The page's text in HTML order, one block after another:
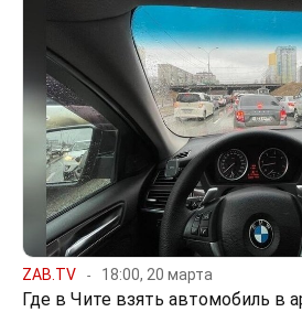
ZAB.TV 18:00, 20 марта
Где в Чите взять автомобиль в